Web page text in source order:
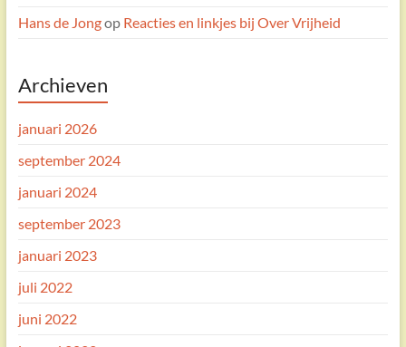
Hans de Jongop Reacties en linkjes bij Over Vrijheid
Archieven
januari 2026
september 2024
januari 2024
september 2023
januari 2023
juli 2022
juni 2022